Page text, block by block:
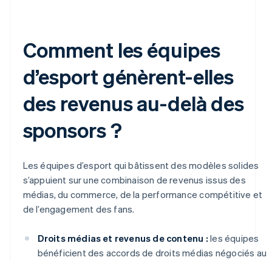
Comment les équipes
d’esport génèrent-elles
des revenus au-delà des
sponsors ?
Les équipes d’esport qui bâtissent des modèles solides
s’appuient sur une combinaison de revenus issus des
médias, du commerce, de la performance compétitive et
de l’engagement des fans.
Droits médias et revenus de contenu : les équipes
bénéficient des accords de droits médias négociés au